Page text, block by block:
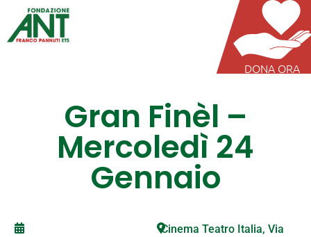
DONA ORA
Gran Finèl –
Mercoledì 24
Gennaio
Cinema Teatro Italia, Via